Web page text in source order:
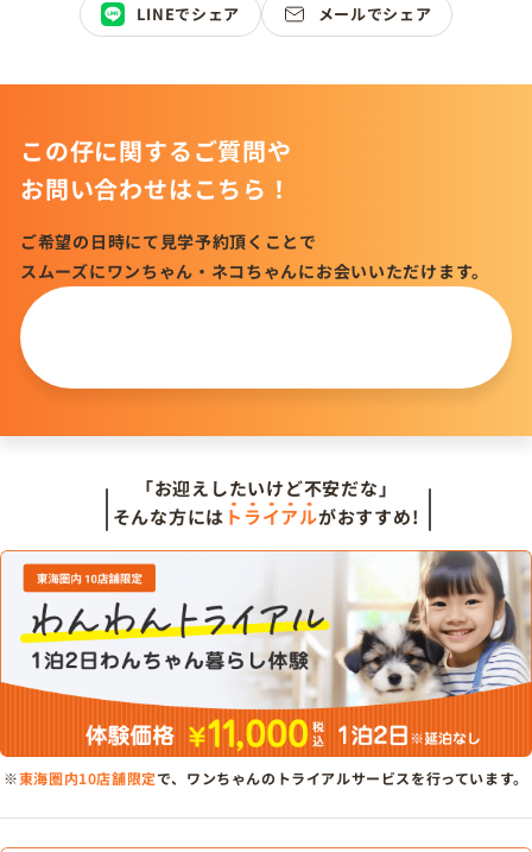
LINEでシェア メールでシェア
この仔に関するご質問や
お問い合わせはこちら！
ご希望の日時にて見学予約頂くことで
スムーズにワンちゃん・ネコちゃんにお会いいただけます。
「お迎えしたいけど不安だな」
そんな方には トライアルがおすすめ!
※東海圏内10店舗限定で、ワンちゃんのトライアルサービスを行っています。